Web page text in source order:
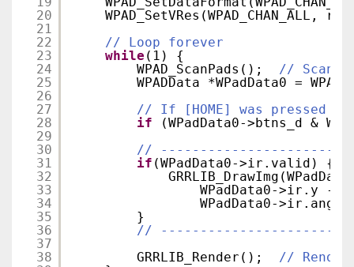
20
21
22
23
24
25
26
27
28
29
30
31
32
33
34
35
36
37
38
// Loop forever
while (1) {
WPAD_ScanPads(); // Scan
WPADData *WPadData0 =
// If [HOME] was pressed
if
(WPadData0->btns_d &
//
if (WPadData0->ir.valid) {
WPadData0->ir.y -
WPadData0-
}
//
GRRLIB_Render(); //